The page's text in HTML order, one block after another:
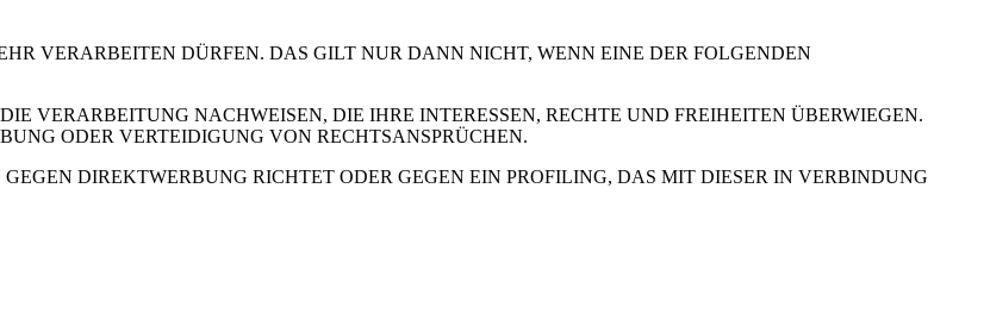
VERARBEITEN DÜRFEN. DAS GILT NUR DANN NICHT, WENN EINE DER FOLGENDEN
VERARBEITUNG NACHWEISEN, DIE IHRE INTERESSEN, RECHTE UND FREIHEITEN ÜBERWIEGEN.
ODER VERTEIDIGUNG VON RECHTSANSPRÜCHEN.
DIREKTWERBUNG RICHTET ODER GEGEN EIN PROFILING, DAS MIT DIESER IN VERBINDUNG